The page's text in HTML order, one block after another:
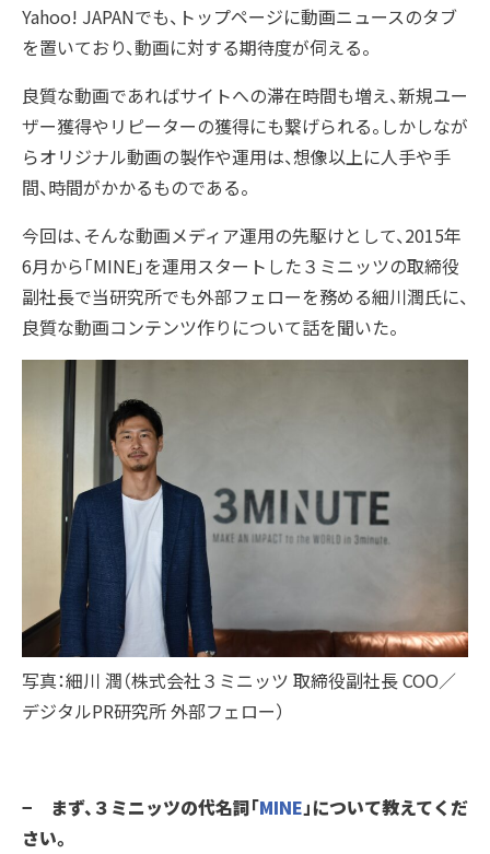
役員紹介
会社概要
プラップグループ
アクセス
沿革
コーポレートガバナンス
プラップジャパンの書籍
受賞歴
IDPR Contact
Yahoo! JAPANでも、トップページに動画ニュースのタブ
を置いており、動画に対する期待度が伺える。
良質な動画であればサイトへの滞在時間も増え、新規ユー
ザー獲得やリピーターの獲得にも繋げられる。しかしなが
らオリジナル動画の製作や運用は、想像以上に人手や手
間、時間がかかるものである。
今回は、そんな動画メディア運用の先駆けとして、2015年
6月から「MINE」を運用スタートした３ミニッツの取締役
副社長で当研究所でも外部フェローを務める細川潤氏に、
良質な動画コンテンツ作りについて話を聞いた。
写真：細川 潤（株式会社３ミニッツ 取締役副社長 COO／
デジタルPR研究所 外部フェロー）
− まず、３ミニッツの代名詞「MINE」について教えてくだ
さい。